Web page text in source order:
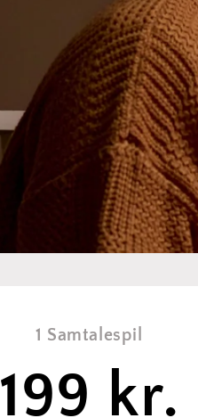
1 Samtalespil
199 kr.